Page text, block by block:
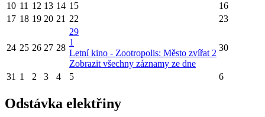
10 11 12 13 14 15
16
17 18 19 20 21 22 23
24 25 26 27 28
29
1
Letní kino - Zootropolis: Město zvířat 2
Zobrazit všechny záznamy ze dne
30
31 1 2 3 4 5 6
Odstávka elektřiny